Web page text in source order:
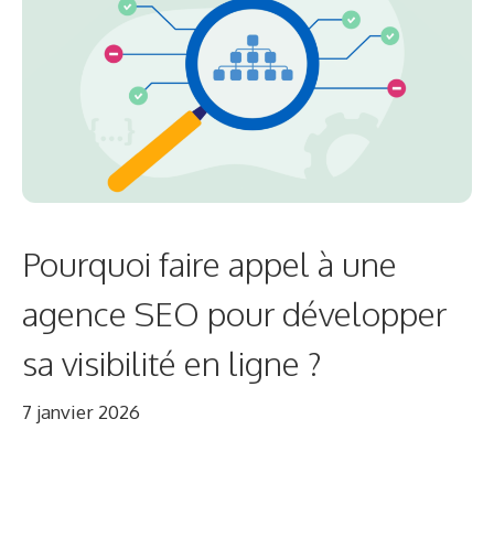
Pourquoi faire appel à une
agence SEO pour développer
sa visibilité en ligne ?
7 janvier 2026